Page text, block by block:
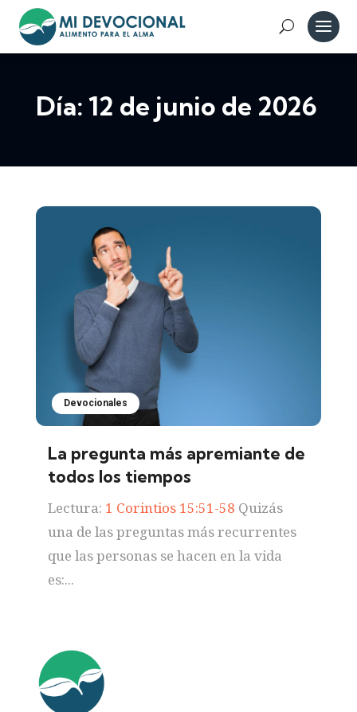
Día: 12 de junio de 2026
Devocionales
La pregunta más apremiante de
todos los tiempos
Lectura: 1 Corintios 15:51-58 Quizás
una de las preguntas más recurrentes
que las personas se hacen en la vida
es:...